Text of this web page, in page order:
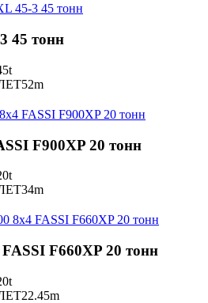
45-3 45 тонн
45 тонн
52m
FASSI F900XP 20 тонн
F900XP 20 тонн
34m
8x4 FASSI F660XP 20 тонн
F660XP 20 тонн
22.45m